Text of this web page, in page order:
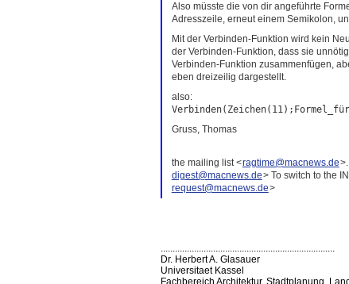
Also müsste die von dir angeführte
Adresszeile, erneut einem Semikolon,
Mit der Verbinden-Funktion wird kein
der Verbinden-Funktion, dass sie
Verbinden-Funktion zusammenfügen,
eben dreizeilig dargestellt.
also:
Verbinden(Zeichen(11);Formel_
Gruss, Thomas
the mailing list <ragtime@macnews.de
digest@macnews.de> To switch to the
request@macnews.de>
.........................................................................
Dr. Herbert A. Glasauer
Universitaet Kassel
Fachbereich Architektur, Stadtplanung,